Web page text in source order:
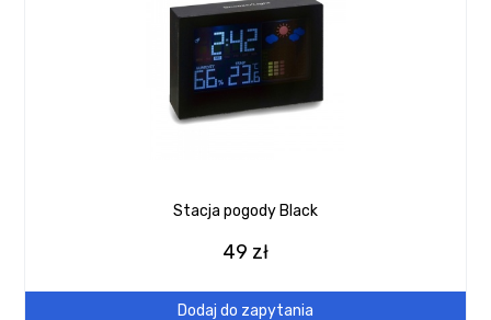
Stacja pogody Black
49 zł
Dodaj do zapytania